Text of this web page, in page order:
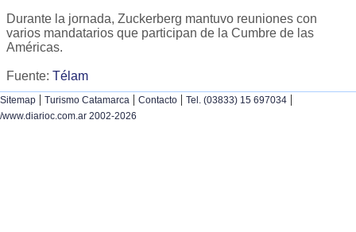
Durante la jornada, Zuckerberg mantuvo reuniones con
varios mandatarios que participan de la Cumbre de las
Américas.
Fuente: Télam
Sitemap | Turismo Catamarca | Contacto | Tel. (03833) 15 697034 |
/www.diarioc.com.ar 2002-2026